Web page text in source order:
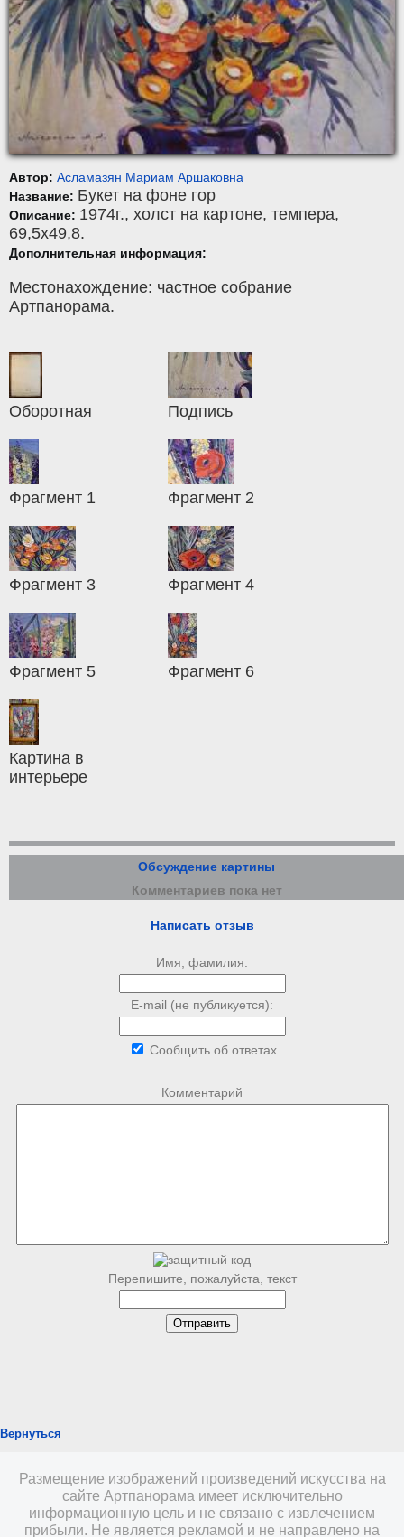
Автор: Асламазян Мариам Аршаковна
Название: Букет на фоне гор
Описание: 1974г., холст на картоне, темпера,
69,5x49,8.
Дополнительная информация:
Местонахождение: частное собрание
Артпанорама.
Оборотная Подпись
Фрагмент 1 Фрагмент 2
Фрагмент 3 Фрагмент 4
Фрагмент 5 Фрагмент 6
Картина в
интерьере
Обсуждение картины
Комментариев пока нет
Написать отзыв
Имя, фамилия:
E-mail (не публикуется):
Сообщить об ответах
Комментарий
Перепишите, пожалуйста, текст
Вернуться
Размещение изображений произведений искусства на
сайте Артпанорама имеет исключительно
информационную цель и не связано с извлечением
прибыли. Не является рекламой и не направлено на